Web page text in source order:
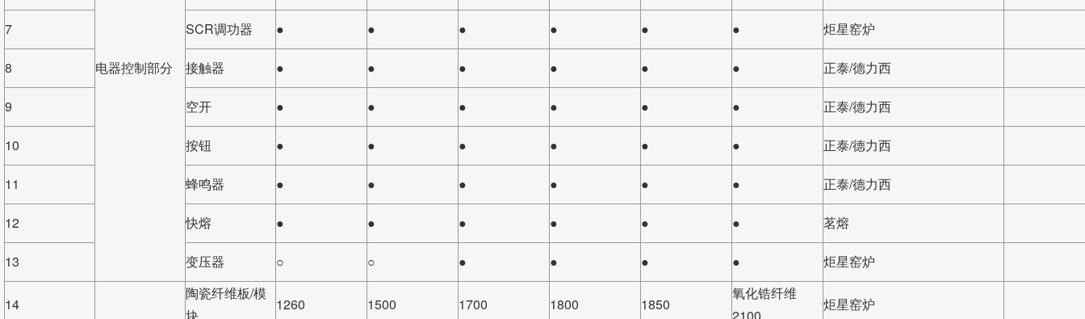
电器控制部分
7 SCR调功器 ● ● ● ● ● ● 炬星窑炉
8 接触器 ● ● ● ● ● ● 正泰/德力西
9 空开 ● ● ● ● ● ● 正泰/德力西
10 按钮 ● ● ● ● ● ● 正泰/德力西
11 蜂鸣器 ● ● ● ● ● ● 正泰/德力西
12 快熔 ● ● ● ● ● ● 茗熔
13 变压器 ○ ○ ● ● ● ● 炬星窑炉
14
陶瓷纤维板/模
1260 1500 1700 1800 1850
氧化锆纤维
炬星窑炉